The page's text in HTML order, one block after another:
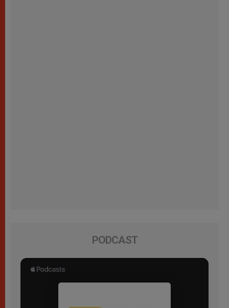
PODCAST